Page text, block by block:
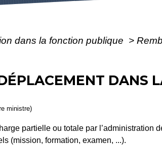
dans la fonction publique >
DANS
ministre)
partielle ou totale par l’administration
(mission, formation, examen, ...).